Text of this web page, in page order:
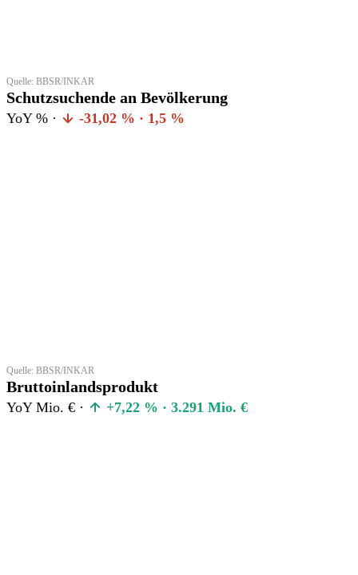
Quelle: BBSR/INKAR
Schutzsuchende an Bevölkerung
YoY % · -31,02 % · 1,5 %
Quelle: BBSR/INKAR
Bruttoinlandsprodukt
YoY Mio. € · +7,22 % · 3.291 Mio. €